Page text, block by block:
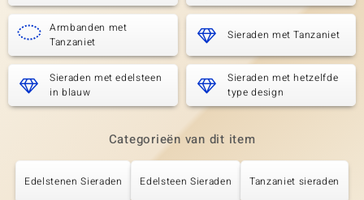
Armbanden met
Tanzaniet
Sieraden met Tanzaniet
Sieraden met edelsteen
in blauw
Sieraden met hetzelfde
type design
Categorieën van dit item
Edelstenen Sieraden Edelsteen Sieraden Tanzaniet sieraden